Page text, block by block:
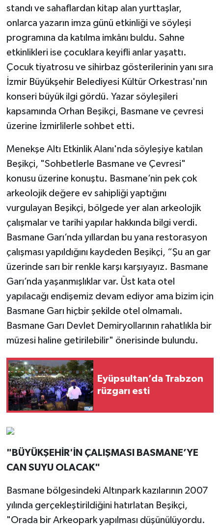
standı ve sahaflardan kitap alan yurttaşlar,
onlarca yazarın imza günü etkinliği ve söyleşi
programına da katılma imkânı buldu. Sahne
etkinlikleri ise çocuklara keyifli anlar yaşattı.
Çocuk tiyatrosu ve sihirbaz gösterilerinin yanı sıra
İzmir Büyükşehir Belediyesi Kültür Orkestrası'nın
konseri büyük ilgi gördü. Yazar söyleşileri
kapsamında Orhan Beşikçi, Basmane ve çevresi
üzerine İzmirlilerle sohbet etti.
Menekşe Altı Etkinlik Alanı'nda söyleşiye katılan
Beşikçi, "Sohbetlerle Basmane ve Çevresi"
konusu üzerine konuştu. Basmane’nin pek çok
arkeolojik değere ev sahipliği yaptığını
vurgulayan Beşikçi, bölgede yer alan arkeolojik
çalışmalar ve tarihi yapılar hakkında bilgi verdi.
Basmane Garı’nda yıllardan bu yana restorasyon
çalışması yapıldığını kaydeden Beşikçi, “Şu an gar
üzerinde sarı bir renkle karşı karşıyayız. Basmane
Garı’nda yaşanmışlıklar var. Üst kata otel
yapılacağı endişemiz devam ediyor ama bizim için
Basmane Garı hiçbir şekilde otel olmamalı.
Basmane Garı Devlet Demiryollarının rahatlıkla bir
müzesi haline getirilebilir" önerisinde bulundu.
Eyüpsultan’da Trabzon
rüzgarı esti
"BÜYÜKŞEHİR'İN ÇALIŞMASI BASMANE’YE
CAN SUYU OLACAK"
Basmane bölgesindeki Altınpark kazılarının 2007
yılında gerçekleştirildiğini hatırlatan Beşikçi,
"Orada bir Arkeopark yapılması düşünülüyordu.